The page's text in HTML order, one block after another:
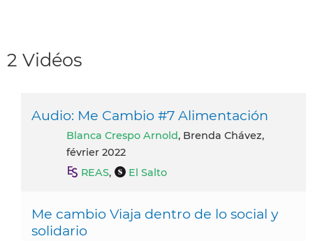
2 Vidéos
Audio: Me Cambio #7 Alimentación
Blanca Crespo Arnold, Brenda Chávez,
février 2022
REAS, El Salto
Me cambio Viaja dentro de lo social y
solidario